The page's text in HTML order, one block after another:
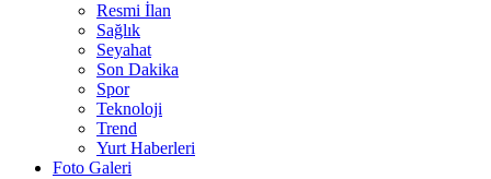
Resmi İlan
Sağlık
Seyahat
Son Dakika
Spor
Teknoloji
Trend
Yurt Haberleri
Foto Galeri